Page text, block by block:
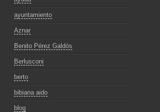
ayuntamiento
Aznar
Benito Pérez Galdós
Berlusconi
berto
bibiana aido
blog